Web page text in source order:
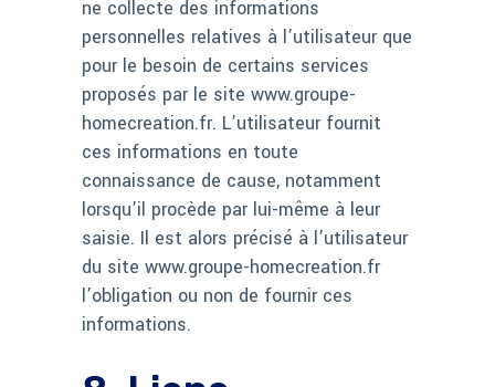
ne collecte des informations
personnelles relatives à l’utilisateur que
pour le besoin de certains services
proposés par le site www.groupe-
homecreation.fr. L’utilisateur fournit
ces informations en toute
connaissance de cause, notamment
lorsqu’il procède par lui-même à leur
saisie. Il est alors précisé à l’utilisateur
du site www.groupe-homecreation.fr
l’obligation ou non de fournir ces
informations.